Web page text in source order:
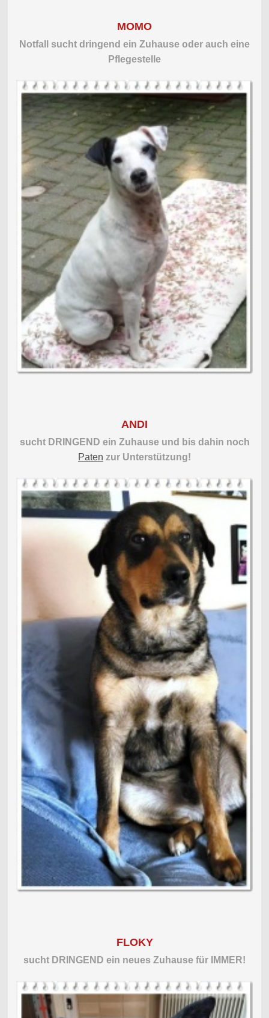
MOMO
Notfall sucht dringend ein Zuhause oder auch eine
Pflegestelle
ANDI
sucht DRINGEND ein Zuhause und bis dahin noch
Paten zur Unterstützung!
FLOKY
sucht DRINGEND ein neues Zuhause für IMMER!